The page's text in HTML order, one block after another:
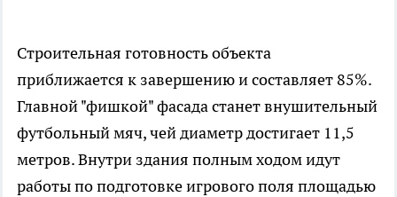
Строительная готовность объекта
приближается к завершению и составляет 85%.
Главной "фишкой" фасада станет внушительный
футбольный мяч, чей диаметр достигает 11,5
метров. Внутри здания полным ходом идут
работы по подготовке игрового поля площадью